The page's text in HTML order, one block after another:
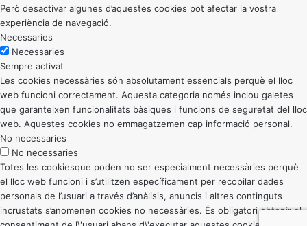
Però desactivar algunes d’aquestes cookies pot afectar la vostra
experiència de navegació.
Necessaries
Necessaries
Sempre activat
Les cookies necessàries són absolutament essencials perquè el lloc
web funcioni correctament. Aquesta categoria només inclou galetes
que garanteixen funcionalitats bàsiques i funcions de seguretat del lloc
web. Aquestes cookies no emmagatzemen cap informació personal.
No necessaries
No necessaries
Totes les cookiesque poden no ser especialment necessàries perquè
el lloc web funcioni i s’utilitzen específicament per recopilar dades
personals de l’usuari a través d’anàlisis, anuncis i altres continguts
incrustats s’anomenen cookies no necessàries. És obligatori obtenir el